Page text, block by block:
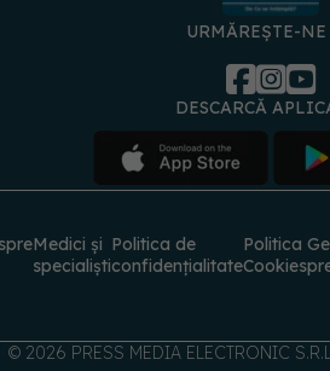
URMĂREȘTE-NE
DESCARCĂ
Medici și
specialiști
Politica de
confidențialitate
Politica
Cookies
© 2026 PRESS MEDIA ELECTRONIC